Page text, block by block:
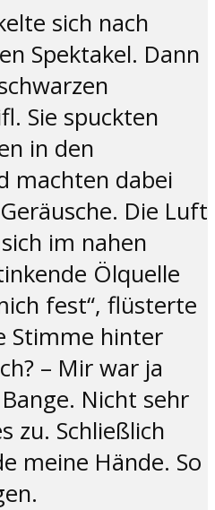
sich nach
Spektakel. Dann
Sie spuckten
in den
machten dabei
Die Luft
im nahen
Ölquelle
fest“, flüsterte
Stimme hinter
– Mir war ja
Nicht sehr
zu. Schließlich
meine Hände. So